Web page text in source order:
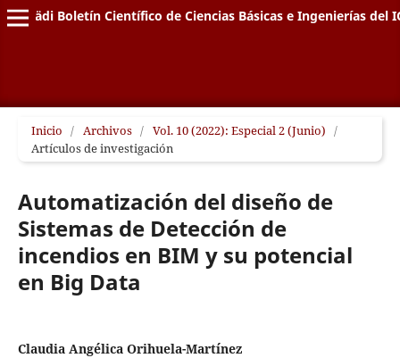
Pädi Boletín Científico de Ciencias Básicas e Ingenierías del
Inicio / Archivos / Vol. 10 (2022): Especial 2 (Junio) /
Artículos de investigación
Automatización del diseño de
Sistemas de Detección de
incendios en BIM y su potencial
en Big Data
Claudia Angélica Orihuela-Martínez